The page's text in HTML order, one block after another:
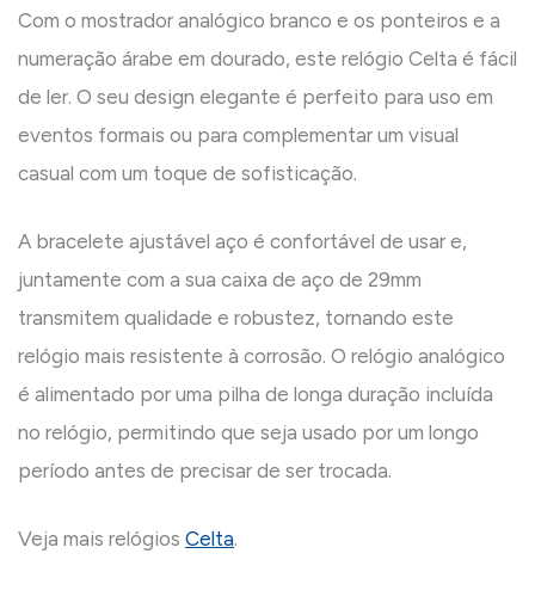
Com o mostrador analógico branco e os ponteiros e a
numeração árabe em dourado, este relógio Celta é fácil
de ler. O seu design elegante é perfeito para uso em
eventos formais ou para complementar um visual
casual com um toque de sofisticação.
A bracelete ajustável aço é confortável de usar e,
juntamente com a sua caixa de aço de 29mm
transmitem qualidade e robustez, tornando este
relógio mais resistente à corrosão. O relógio analógico
é alimentado por uma pilha de longa duração incluída
no relógio, permitindo que seja usado por um longo
período antes de precisar de ser trocada.
Veja mais relógios Celta.